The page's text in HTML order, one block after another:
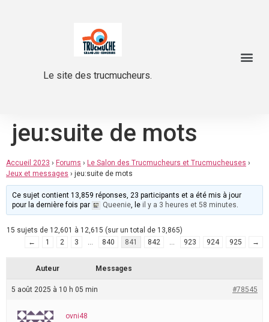
Le site des trucmucheurs.
jeu:suite de mots
Accueil 2023 › Forums › Le Salon des Trucmucheurs et Trucmucheuses ›
Jeux et messages › jeu:suite de mots
Ce sujet contient 13,859 réponses, 23 participants et a été mis à jour
pour la dernière fois par
Queenie, le il y a 3 heures et 58 minutes.
15 sujets de 12,601 à 12,615 (sur un total de 13,865)
←
1 2 3 … 840 841 842 … 923 924 925 →
Auteur Messages
5 août 2025 à 10 h 05 min #78545
ovni48